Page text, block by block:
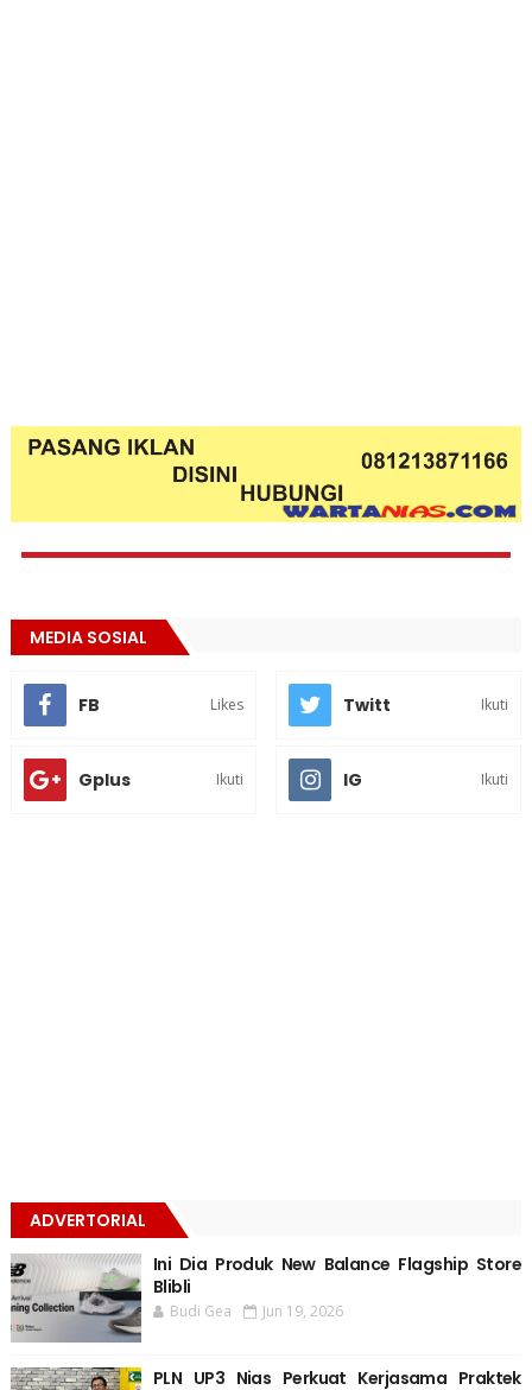
MEDIA SOSIAL
FB Likes Twitt Ikuti
Gplus Ikuti IG Ikuti
ADVERTORIAL
Ini Dia Produk New Balance Flagship Store
Blibli
Budi Gea Jun 19, 2026
PLN UP3 Nias Perkuat Kerjasama Praktek